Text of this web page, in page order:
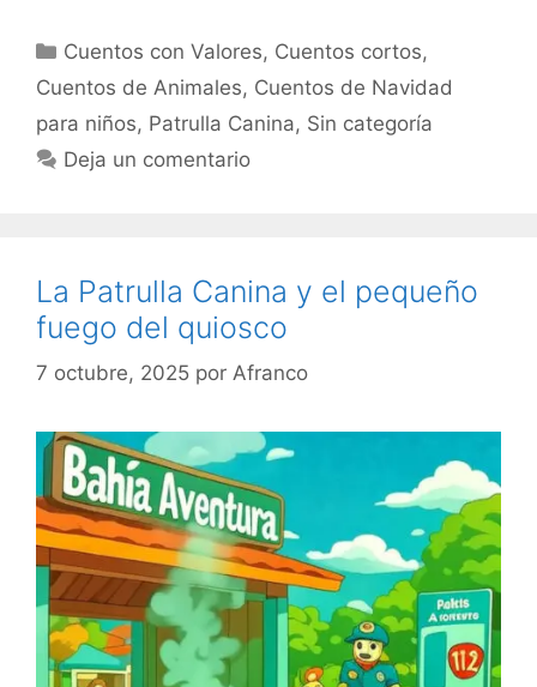
Categorías
Cuentos con Valores, Cuentos cortos,
Cuentos de Animales, Cuentos de Navidad
para niños, Patrulla Canina, Sin categoría
Deja un comentario
La Patrulla Canina y el pequeño
fuego del quiosco
7 octubre, 2025 por Afranco